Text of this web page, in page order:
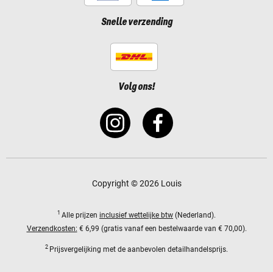
Snelle verzending
Volg ons!
Copyright © 2026 Louis
1 Alle prijzen inclusief wettelijke btw (Nederland).
Verzendkosten: € 6,99 (gratis vanaf een bestelwaarde van € 70,00).
2 Prijsvergelijking met de aanbevolen detailhandelsprijs.